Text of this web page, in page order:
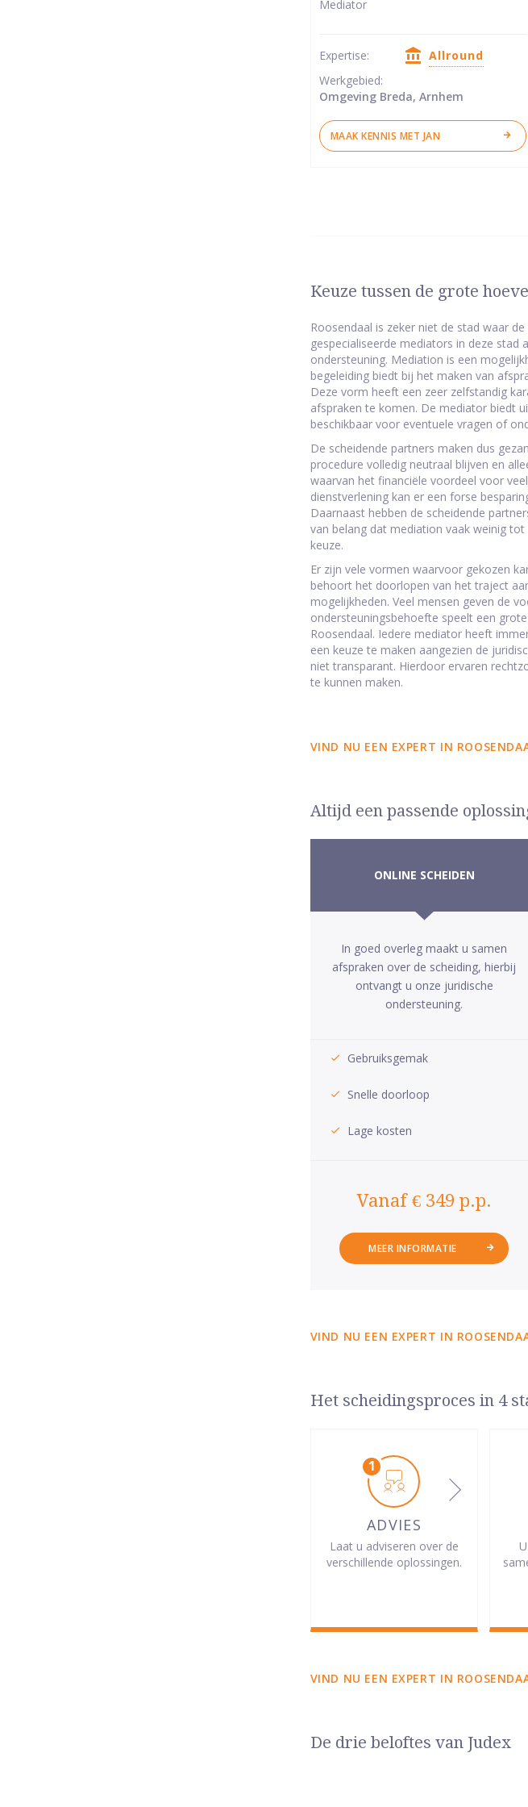
sterren
Mediator
Expertise:
Allround
Werkgebied:
Omgeving Breda, Arnhem
MAAK KENNIS MET JAN
Keuze tussen de grote
Roosendaal is zeker niet de stad waar
gespecialiseerde mediators in deze
ondersteuning. Mediation is een
begeleiding biedt bij het maken van
Deze vorm heeft een zeer zelfstandig
afspraken te komen. De mediator biedt
beschikbaar voor eventuele vragen of
De scheidende partners maken dus
procedure volledig neutraal blijven en
waarvan het financiële voordeel voor
dienstverlening kan er een forse
Daarnaast hebben de scheidende
van belang dat mediation vaak weinig
keuze.
Er zijn vele vormen waarvoor gekozen
behoort het doorlopen van het traject
mogelijkheden. Veel mensen geven de
ondersteuningsbehoefte speelt een
Roosendaal. Iedere mediator heeft
een keuze te maken aangezien de
niet transparant. Hierdoor ervaren
te kunnen maken.
VIND NU EEN EXPERT IN
Altijd een passende
ONLINE SCHEIDEN
In goed overleg maakt u samen
afspraken over de scheiding, hierbij
ontvangt u onze juridische
ondersteuning.
Gebruiksgemak
Snelle doorloop
Lage kosten
Vanaf € 349 p.p.
MEER INFORMATIE
VIND NU EEN EXPERT IN
Het scheidingsproces in 4
ADVIES
Laat u adviseren over de
verschillende oplossingen.
VIND NU EEN EXPERT IN
De drie beloftes van Judex